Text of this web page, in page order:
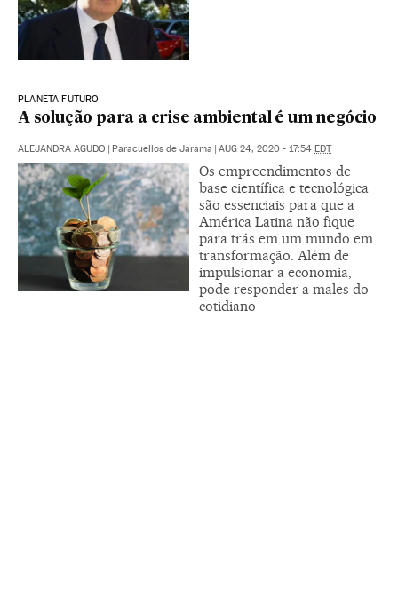
PLANETA FUTURO
A solução para a crise ambiental é um negócio
ALEJANDRA AGUDO | Paracuellos de Jarama | AUG 24, 2020 - 17:54 EDT
Os empreendimentos de
base científica e tecnológica
são essenciais para que a
América Latina não fique
para trás em um mundo em
transformação. Além de
impulsionar a economia,
pode responder a males do
cotidiano